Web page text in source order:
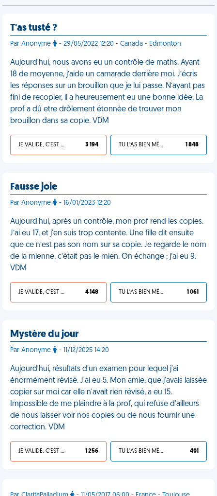
T'as tusté ?
Par Anonyme - 29/05/2022 12:20 - Canada - Edmonton
Aujourd'hui, nous avons eu un contrôle de maths. Ayant
18 de moyenne, j’aide un camarade derrière moi. J’écris
les réponses sur un brouillon que je lui passe. N’ayant pas
fini de recopier, il a heureusement eu une bonne idée. La
prof a dû etre drôlement étonnée de trouver mon
brouillon dans sa copie. VDM
JE VALIDE, C'EST UNE VDM 3 194 TU L'AS BIEN MÉRITÉ 1 848
Fausse joie
Par Anonyme - 16/01/2023 12:20
Aujourd'hui, après un contrôle, mon prof rend les copies.
J’ai eu 17, et j'en suis trop contente. Une fille dit ensuite
que ce n’est pas son nom sur sa copie. Je regarde le nom
de la mienne, c’était pas le mien. On échange ; j’ai eu 9.
VDM
JE VALIDE, C'EST UNE VDM 4 148 TU L'AS BIEN MÉRITÉ 1 061
Mystère du jour
Par Anonyme - 11/12/2025 14:20
Aujourd'hui, résultats d'un examen pour lequel j'ai
énormément révisé. J'ai eu 5. Mon amie, que j'avais laissée
copier sur moi car elle n'avait rien révisé, a eu 15.
Impossible de me plaindre à la prof, qui refuse d'ailleurs
de nous laisser voir nos copies ou de nous fournir une
correction. VDM
JE VALIDE, C'EST UNE VDM 1 256 TU L'AS BIEN MÉRITÉ 401